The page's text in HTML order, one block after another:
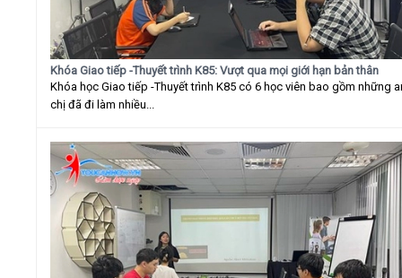
Khóa Giao tiếp -Thuyết trình K85: Vượt qua mọi giới hạn bản thân
Khóa học Giao tiếp -Thuyết trình K85 có 6 học viên bao gồm những
chị đã đi làm nhiều...